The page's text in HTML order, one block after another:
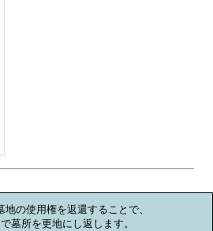
地の使用権を返還することで、
墓所を更地にし返します。